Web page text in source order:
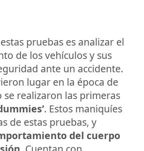
pruebas es analizar el
de los vehículos y sus
ante un accidente.
lugar en la época de
se realizaron las primeras
. Estos maniquíes
de estas pruebas, y
del cuerpo